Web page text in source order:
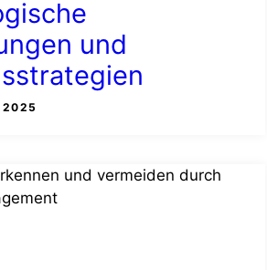
und
2025